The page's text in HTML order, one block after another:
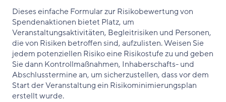
Dieses einfache Formular zur Risikobewertung von
Spendenaktionen bietet Platz, um
Veranstaltungsaktivitäten, Begleitrisiken und Personen,
die von Risiken betroffen sind, aufzulisten. Weisen Sie
jedem potenziellen Risiko eine Risikostufe zu und geben
Sie dann Kontrollmaßnahmen, Inhaberschafts- und
Abschlusstermine an, um sicherzustellen, dass vor dem
Start der Veranstaltung ein Risikominimierungsplan
erstellt wurde.